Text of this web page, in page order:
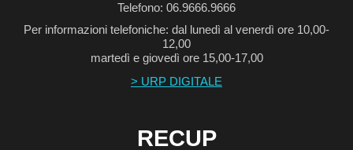
Telefono: 06.9666.9666
Per informazioni telefoniche: dal lunedì al venerdì ore 10,00-
12,00
martedì e giovedì ore 15,00-17,00
> URP DIGITALE
RECUP